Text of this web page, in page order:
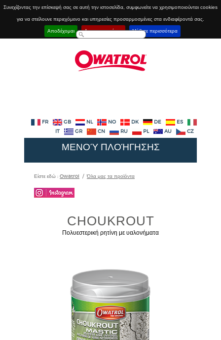
Συνεχίζοντας την επίσκεψή σας σε αυτή την ιστοσελίδα, συμφωνείτε να χρησιμοποιούνται cookies
για να στείλουνε περιεχόμενο και υπηρεσίες προσαρμοσμένες στα ενδιαφέροντά σας.
Αποδέχομαι Απενεργοποίηση Μάθετε περισσότερα
FR GB NL NO DK DE
ES
IT
GR CN RU PL AU CZ
ΜΕΝΟΎ ΠΛΟΉΓΗΣΗΣ
Είστε εδώ : Owatrol /Όλα μας τα προϊόντα
CHOUKROUT
Πολυεστερική ρητίνη με υαλονήματα